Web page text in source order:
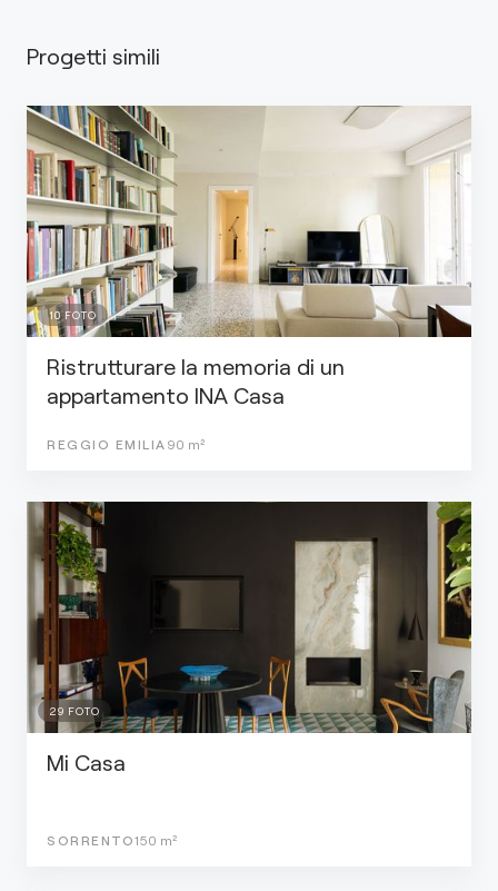
Progetti simili
10FOTO
Ristrutturare la memoria di un
appartamento INA Casa
REGGIO EMILIA 90 m²
29 FOTO
Mi Casa
SORRENTO150 m²